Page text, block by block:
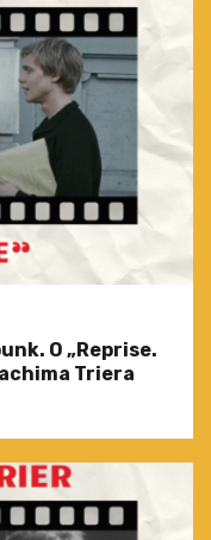
O „Reprise.
Triera